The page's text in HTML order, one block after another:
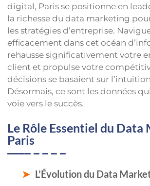
digital, Paris se positionne en
la richesse du data marketing
les stratégies d’entreprise.
efficacement dans cet océan
rehausse significativement votre
client et propulse votre
décisions se basaient sur
Désormais, ce sont les données
voie vers le succès.
Le Rôle Essentiel du Data
Paris
L’Évolution du Data